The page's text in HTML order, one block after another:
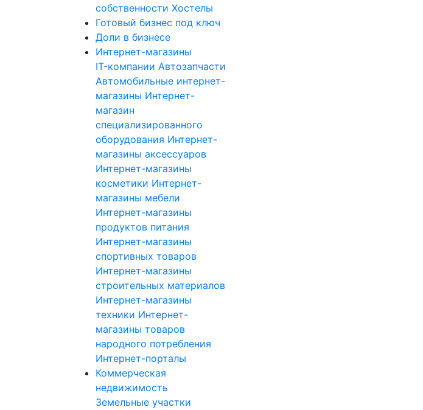
собственности Хостелы
Готовый бизнес под ключ
Доли в бизнесе
Интернет-магазины
IT-компании Автозапчасти
Автомобильные интернет-
магазины Интернет-
магазин
специализированного
оборудования Интернет-
магазины аксессуаров
Интернет-магазины
косметики Интернет-
магазины мебели
Интернет-магазины
продуктов питания
Интернет-магазины
спортивных товаров
Интернет-магазины
строительных материалов
Интернет-магазины
техники Интернет-
магазины товаров
народного потребления
Интернет-порталы
Коммерческая
недвижимость
Земельные участки